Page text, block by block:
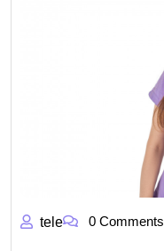
tele 0 Comments